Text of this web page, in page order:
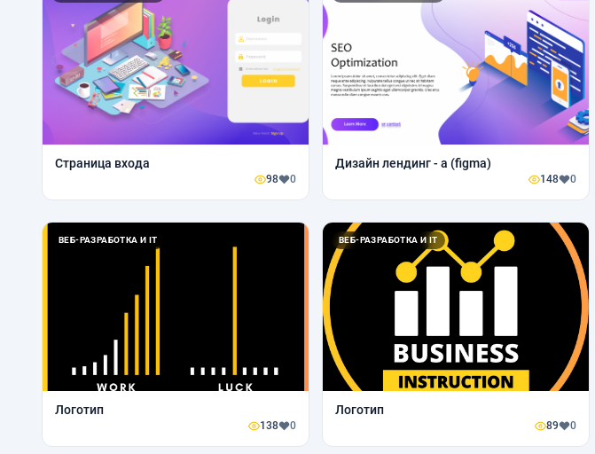
Страница входа
98 0
Дизайн лендинг - а (figma)
148 0
ВЕБ-РАЗРАБОТКА И IT
Логотип
138 0
ВЕБ-РАЗРАБОТКА И IT
Логотип
89 0